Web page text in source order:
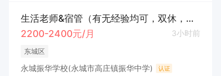
生活老师&宿管（有无经验均可，双休，包吃包住）
2200-2400元/月
3小时前
东城区
永城振华学校(永城市高庄镇振华中学) 认证